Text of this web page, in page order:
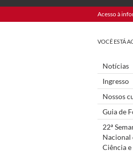
Acesso à
VOCÊ ESTÁ
Notícias
Ingresso
Nossos
Guia de
22ª
Nacional
Ciência e